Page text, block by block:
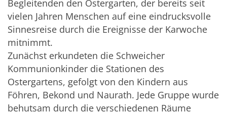
Begleitenden den Ostergarten, der bereits seit
vielen Jahren Menschen auf eine eindrucksvolle
Sinnesreise durch die Ereignisse der Karwoche
mitnimmt.
Zunächst erkundeten die Schweicher
Kommunionkinder die Stationen des
Ostergartens, gefolgt von den Kindern aus
Föhren, Bekond und Naurath. Jede Gruppe wurde
behutsam durch die verschiedenen Räume